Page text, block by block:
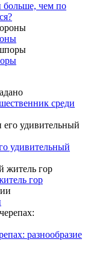
чем по
среди
удивительный
гор
разнообразие